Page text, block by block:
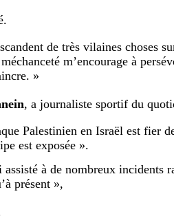
de très vilaines choses
m’encourage à
»
, a journaliste sportif du
Palestinien en Israël est fier
est exposée ».
assisté à de nombreux incidents
présent »,